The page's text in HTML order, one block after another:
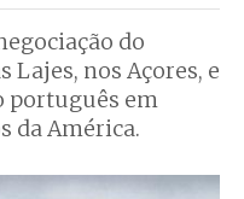
do
Lajes, nos Açores, e
português em
da América.